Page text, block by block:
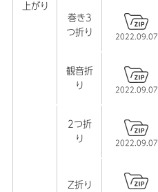
上がり
巻き3
つ折り
2022.09.07
観音折
り
2022.09.07
2つ折
り
2022.09.07
Z折り